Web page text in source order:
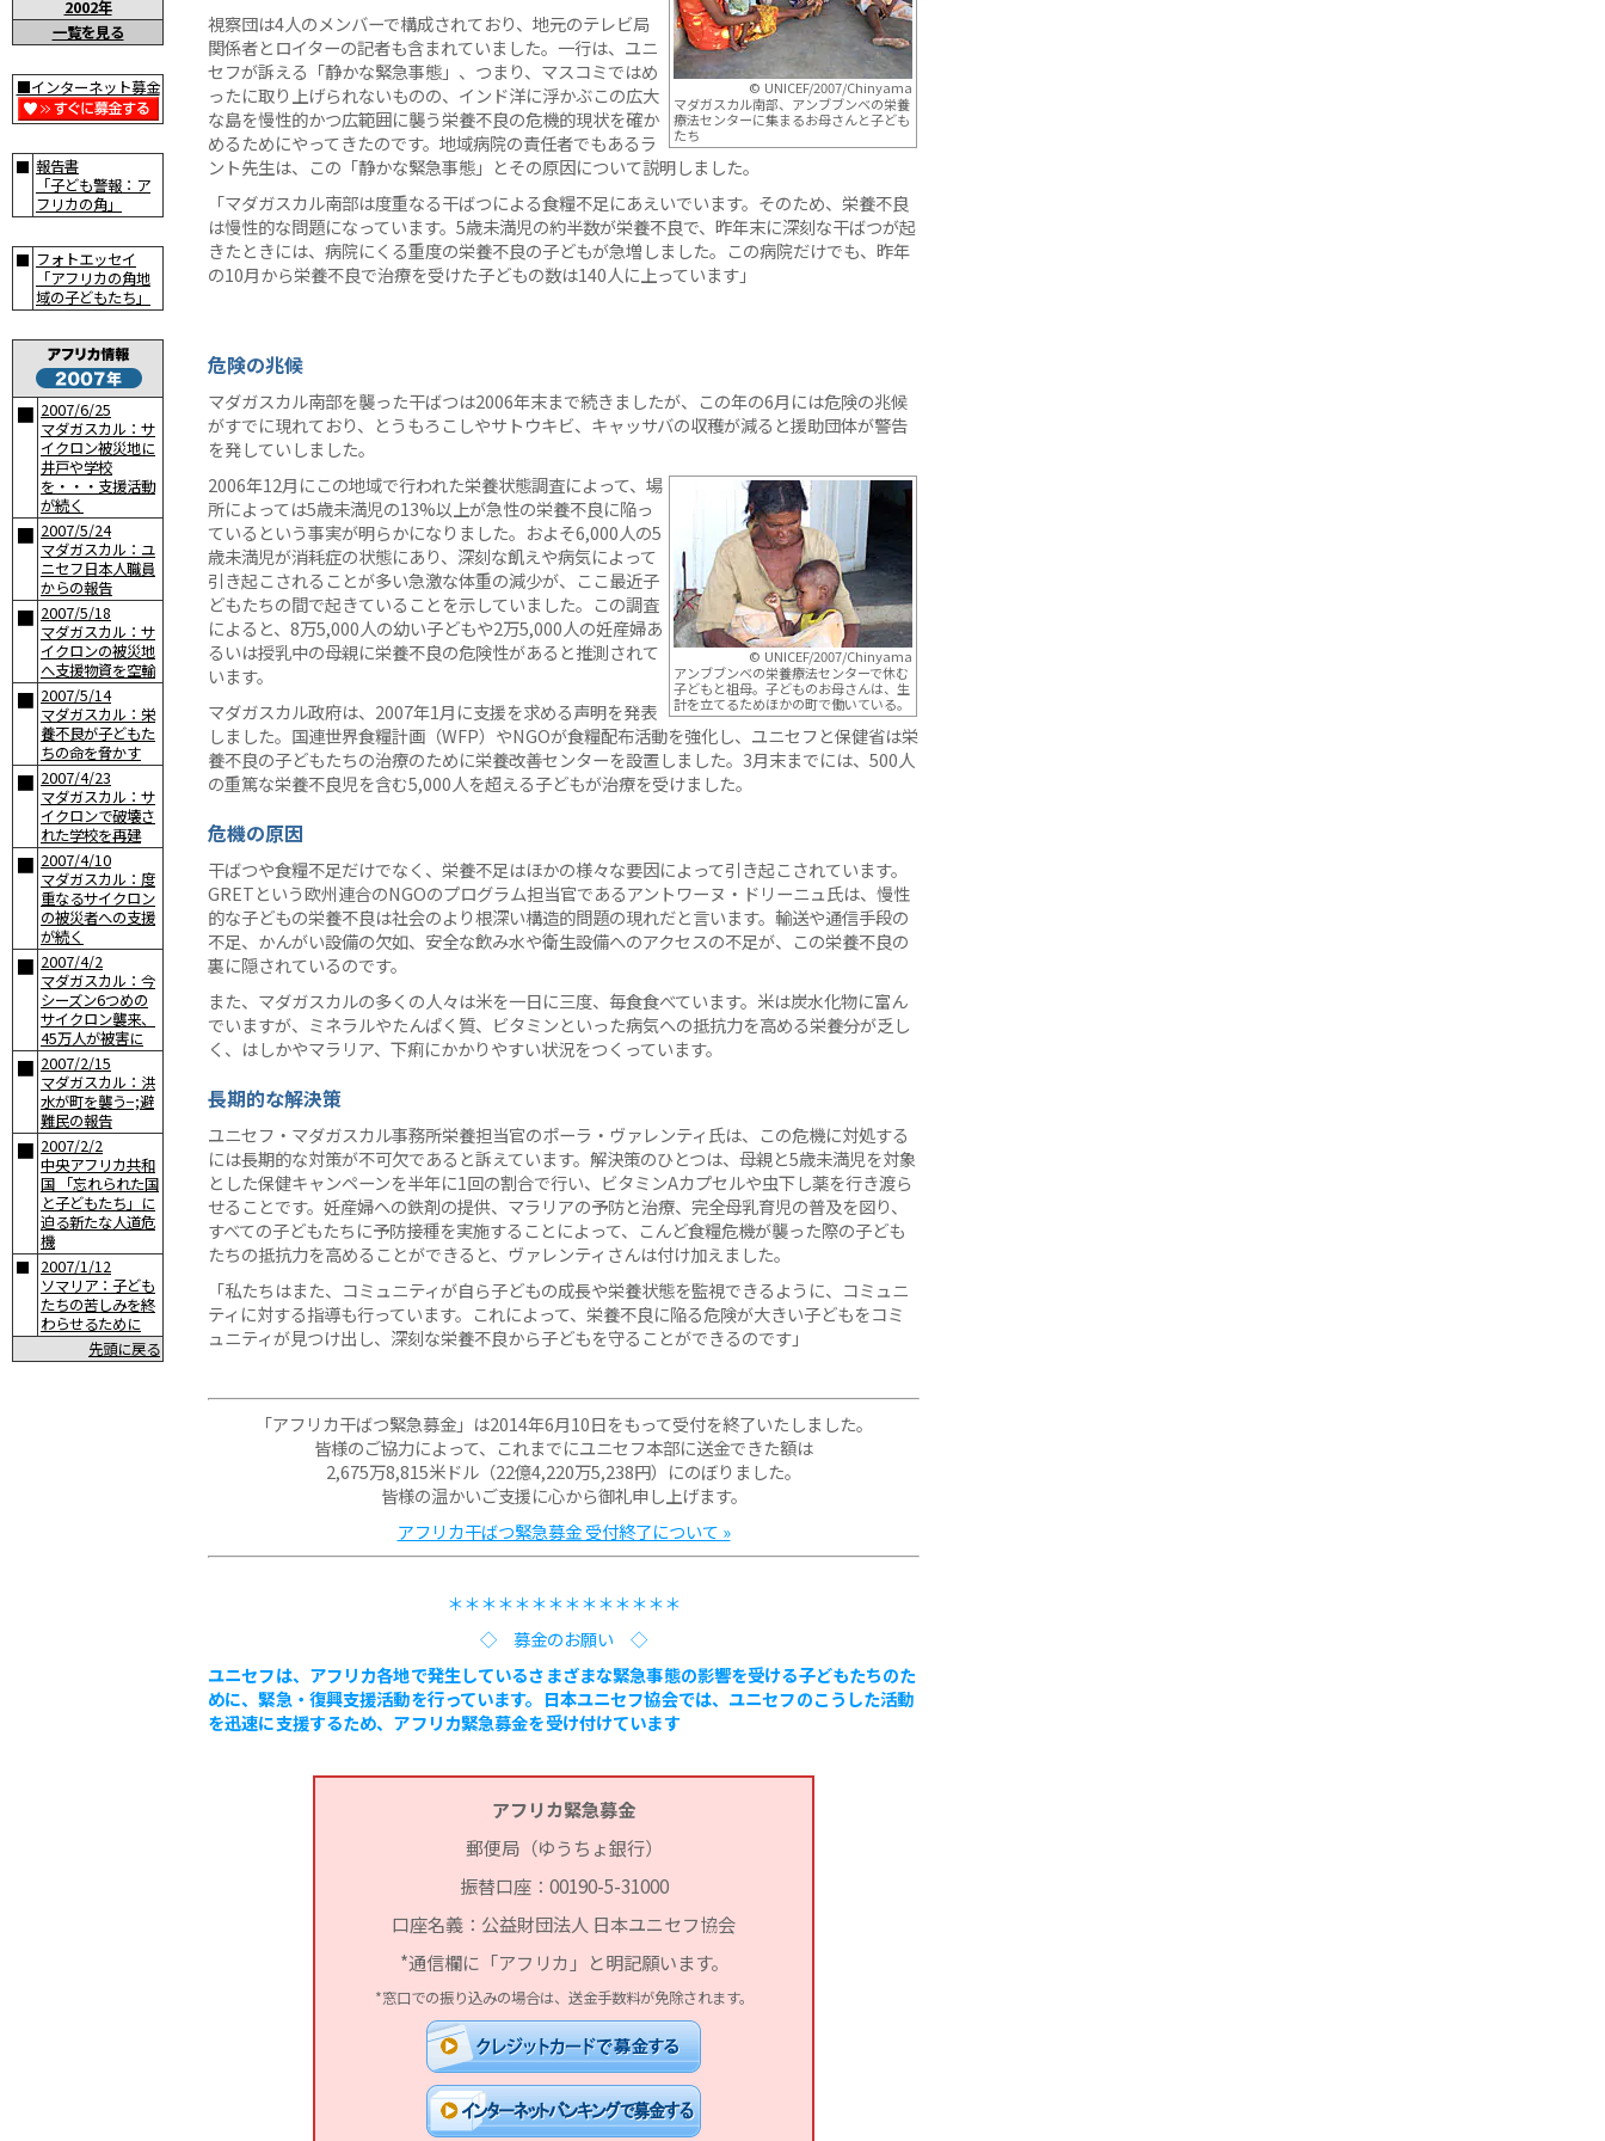
2002年
一覧を見る
■インターネット募金
■ 報告書
「子ども警報：ア
フリカの角」
■ フォトエッセイ
「アフリカの角地
域の子どもたち」
■ 2007/6/25
マダガスカル：サ
イクロン被災地に
井戸や学校
を・・・支援活動
が続く
■ 2007/5/24
マダガスカル：ユ
ニセフ日本人職員
からの報告
■ 2007/5/18
マダガスカル：サ
イクロンの被災地
へ支援物資を空輸
■ 2007/5/14
マダガスカル：栄
養不良が子どもた
ちの命を脅かす
■ 2007/4/23
マダガスカル：サ
イクロンで破壊さ
れた学校を再建
■ 2007/4/10
マダガスカル：度
重なるサイクロン
の被災者への支援
が続く
■ 2007/4/2
マダガスカル：今
シーズン6つめの
サイクロン襲来、
45万人が被害に
■ 2007/2/15
マダガスカル：洪
水が町を襲う−;避
難民の報告
■ 2007/2/2
中央アフリカ共和
国 「忘れられた国
と子どもたち」に
迫る新たな人道危
機
■
2007/1/12
ソマリア：子ども
たちの苦しみを終
わらせるために
先頭に戻る
© UNICEF/2007/Chinyama
マダガスカル南部、アンブブンベの栄養
療法センターに集まるお母さんと子ども
たち
視察団は4人のメンバーで構成されており、地元のテレビ局
関係者とロイターの記者も含まれていました。一行は、ユニ
セフが訴える「静かな緊急事態」、つまり、マスコミではめ
ったに取り上げられないものの、インド洋に浮かぶこの広大
な島を慢性的かつ広範囲に襲う栄養不良の危機的現状を確か
めるためにやってきたのです。地域病院の責任者でもあるラ
ント先生は、この「静かな緊急事態」とその原因について説明しました。
「マダガスカル南部は度重なる干ばつによる食糧不足にあえいでいます。そのため、栄養不良
は慢性的な問題になっています。5歳未満児の約半数が栄養不良で、昨年末に深刻な干ばつが起
きたときには、病院にくる重度の栄養不良の子どもが急増しました。この病院だけでも、昨年
の10月から栄養不良で治療を受けた子どもの数は140人に上っています」
危険の兆候
マダガスカル南部を襲った干ばつは2006年末まで続きましたが、この年の6月には危険の兆候
がすでに現れており、とうもろこしやサトウキビ、キャッサバの収穫が減ると援助団体が警告
を発していしました。
© UNICEF/2007/Chinyama
アンブブンベの栄養療法センターで休む
子どもと祖母。子どものお母さんは、生
計を立てるためほかの町で働いている。
2006年12月にこの地域で行われた栄養状態調査によって、場
所によっては5歳未満児の13%以上が急性の栄養不良に陥っ
ているという事実が明らかになりました。およそ6,000人の5
歳未満児が消耗症の状態にあり、深刻な飢えや病気によって
引き起こされることが多い急激な体重の減少が、ここ最近子
どもたちの間で起きていることを示していました。この調査
によると、8万5,000人の幼い子どもや2万5,000人の妊産婦あ
るいは授乳中の母親に栄養不良の危険性があると推測されて
います。
マダガスカル政府は、2007年1月に支援を求める声明を発表
しました。国連世界食糧計画（WFP）やNGOが食糧配布活動を強化し、ユニセフと保健省は栄
養不良の子どもたちの治療のために栄養改善センターを設置しました。3月末までには、500人
の重篤な栄養不良児を含む5,000人を超える子どもが治療を受けました。
危機の原因
干ばつや食糧不足だけでなく、栄養不足はほかの様々な要因によって引き起こされています。
GRETという欧州連合のNGOのプログラム担当官であるアントワーヌ・ドリーニュ氏は、慢性
的な子どもの栄養不良は社会のより根深い構造的問題の現れだと言います。輸送や通信手段の
不足、かんがい設備の欠如、安全な飲み水や衛生設備へのアクセスの不足が、この栄養不良の
裏に隠されているのです。
また、マダガスカルの多くの人々は米を一日に三度、毎食食べています。米は炭水化物に富ん
でいますが、ミネラルやたんぱく質、ビタミンといった病気への抵抗力を高める栄養分が乏し
く、はしかやマラリア、下痢にかかりやすい状況をつくっています。
長期的な解決策
ユニセフ・マダガスカル事務所栄養担当官のポーラ・ヴァレンティ氏は、この危機に対処する
には長期的な対策が不可欠であると訴えています。解決策のひとつは、母親と5歳未満児を対象
とした保健キャンペーンを半年に1回の割合で行い、ビタミンAカプセルや虫下し薬を行き渡ら
せることです。妊産婦への鉄剤の提供、マラリアの予防と治療、完全母乳育児の普及を図り、
すべての子どもたちに予防接種を実施することによって、こんど食糧危機が襲った際の子ども
たちの抵抗力を高めることができると、ヴァレンティさんは付け加えました。
「私たちはまた、コミュニティが自ら子どもの成長や栄養状態を監視できるように、コミュニ
ティに対する指導も行っています。これによって、栄養不良に陥る危険が大きい子どもをコミ
ュニティが見つけ出し、深刻な栄養不良から子どもを守ることができるのです」
「アフリカ干ばつ緊急募金」は2014年6月10日をもって受付を終了いたしました。
皆様のご協力によって、これまでにユニセフ本部に送金できた額は
2,675万8,815米ドル（22億4,220万5,238円）にのぼりました。
皆様の温かいご支援に心から御礼申し上げます。
アフリカ干ばつ緊急募金 受付終了について »
＊＊＊＊＊＊＊＊＊＊＊＊＊＊
◇ 募金のお願い ◇
ユニセフは、アフリカ各地で発生しているさまざまな緊急事態の影響を受ける子どもたちのた
めに、緊急・復興支援活動を行っています。日本ユニセフ協会では、ユニセフのこうした活動
を迅速に支援するため、アフリカ緊急募金を受け付けています
アフリカ緊急募金
郵便局（ゆうちょ銀行）
振替口座：00190-5-31000
口座名義：公益財団法人 日本ユニセフ協会
*通信欄に「アフリカ」と明記願います。
*窓口での振り込みの場合は、送金手数料が免除されます。